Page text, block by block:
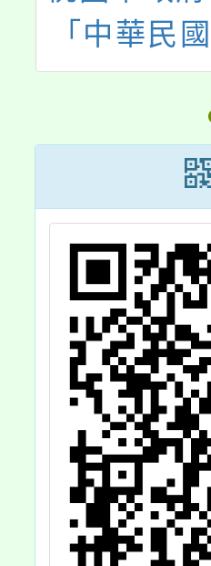
「中華民
年(西元
政府行政
公日曆表